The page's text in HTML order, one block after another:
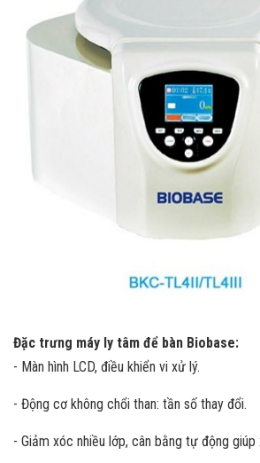
Đặc trưng máy ly tâm để bàn Biobase:
- Màn hình LCD, điều khiển vi xử lý.
- Động cơ không chổi than: tần số thay đổi.
- Giảm xóc nhiều lớp, cân bằng tự động giúp